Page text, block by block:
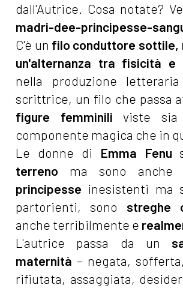
dall'Autrice. Cosa notate?
madri-dee-principesse-
C'è un filo conduttore sottile,
un'alternanza tra fisicità e
nella produzione
scrittrice, un filo che passa
figure femminili viste sia
componente magica che in
Le donne di Emma Fenu
terreno ma sono anche
principesse inesistenti ma
partorienti, sono streghe
anche terribilmente e
L'autrice passa da un
maternità – negata,
rifiutata, assaggiata,